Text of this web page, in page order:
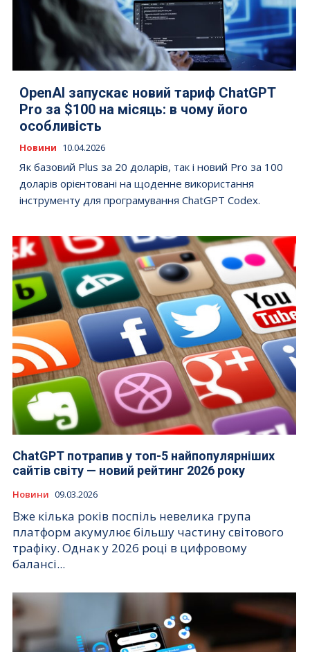
OpenAI запускає новий тариф ChatGPT
Pro за $100 на місяць: в чому його
особливість
Новини 10.04.2026
Як базовий Plus за 20 доларів, так і новий Pro за 100
доларів орієнтовані на щоденне використання
інструменту для програмування ChatGPT Codex.
ChatGPT потрапив у топ-5 найпопулярніших
сайтів світу — новий рейтинг 2026 року
Новини 09.03.2026
Вже кілька років поспіль невелика група
платформ акумулює більшу частину світового
трафіку. Однак у 2026 році в цифровому
балансі...